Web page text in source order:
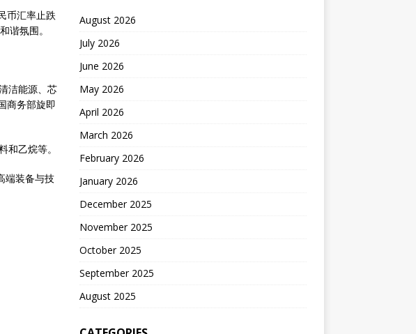
币汇率止跌
谐氛围。
洁能源、芯
商务部旋即
乙烷等。
端装备与技
August 2026
July 2026
June 2026
May 2026
April 2026
March 2026
February 2026
January 2026
December 2025
November 2025
October 2025
September 2025
August 2025